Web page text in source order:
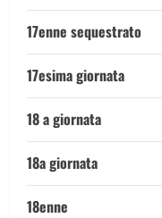
17enne sequestrato
17esima giornata
18 a giornata
18a giornata
18enne